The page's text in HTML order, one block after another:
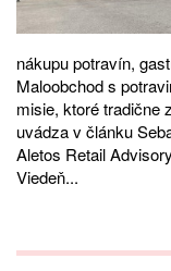
nákupu potravín,
Maloobchod s
misie, ktoré tradične
uvádza v článku
Aletos Retail
Viedeň...